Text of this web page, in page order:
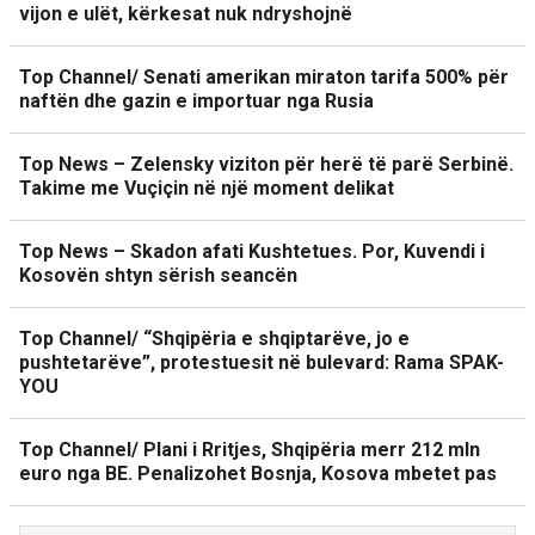
vijon e ulët, kërkesat nuk ndryshojnë
Top Channel/ Senati amerikan miraton tarifa 500% për
naftën dhe gazin e importuar nga Rusia
Top News – Zelensky viziton për herë të parë Serbinë.
Takime me Vuçiçin në një moment delikat
Top News – Skadon afati Kushtetues. Por, Kuvendi i
Kosovën shtyn sërish seancën
Top Channel/ “Shqipëria e shqiptarëve, jo e
pushtetarëve”, protestuesit në bulevard: Rama SPAK-
YOU
Top Channel/ Plani i Rritjes, Shqipëria merr 212 mln
euro nga BE. Penalizohet Bosnja, Kosova mbetet pas